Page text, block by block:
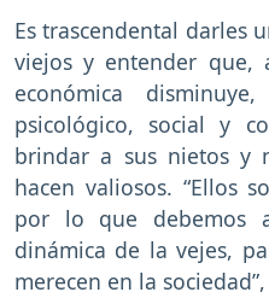
Es trascendental darles
viejos y entender que,
económica
psicológico, social y
brindar a sus nietos y
hacen valiosos. “Ellos
por lo que debemos
dinámica de la vejes,
merecen en la